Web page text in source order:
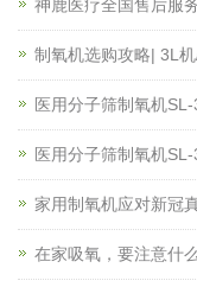
神鹿医疗全国售后服
制氧机选购攻略| 3L
医用分子筛制氧机
医用分子筛制氧机
家用制氧机应对新冠
在家吸氧，要注意什